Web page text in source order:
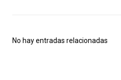
No hay entradas relacionadas